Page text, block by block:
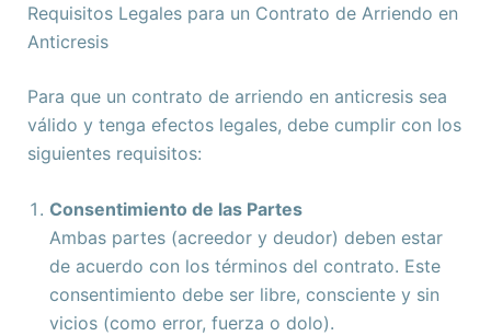
Requisitos Legales para un Contrato de Arriendo en
Anticresis
Para que un contrato de arriendo en anticresis sea
válido y tenga efectos legales, debe cumplir con los
siguientes requisitos:
Consentimiento de las Partes
Ambas partes (acreedor y deudor) deben estar
de acuerdo con los términos del contrato. Este
consentimiento debe ser libre, consciente y sin
vicios (como error, fuerza o dolo).